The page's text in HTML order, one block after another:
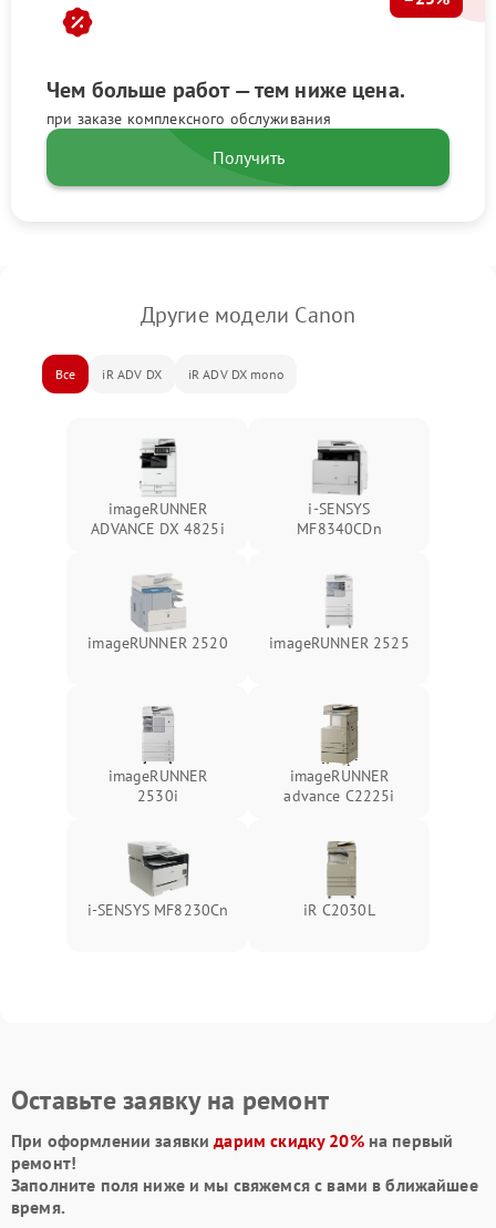
Чем больше работ — тем ниже цена.
при заказе комплексного обслуживания
Получить
Другие модели Canon
Все iR ADV DX iR ADV DX mono
imageRUNNER
ADVANCE DX 4825i
i-SENSYS
MF8340CDn
imageRUNNER 2520 imageRUNNER 2525
imageRUNNER
2530i
imageRUNNER
advance C2225i
i-SENSYS MF8230Cn iR C2030L
Оставьте заявку на ремонт
При оформлении заявкидарим скидку 20%на первый
ремонт!
Заполните поля ниже и мы свяжемся с вами в ближайшее
время.